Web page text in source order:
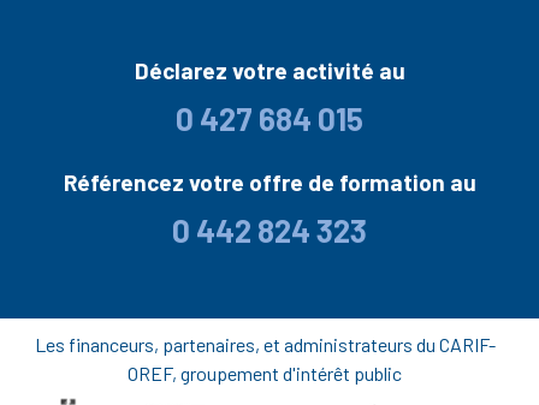
Déclarez votre activité au
0 427 684 015
Référencez votre offre de formation au
0 442 824 323
Les financeurs, partenaires, et administrateurs du CARIF-
OREF, groupement d'intérêt public